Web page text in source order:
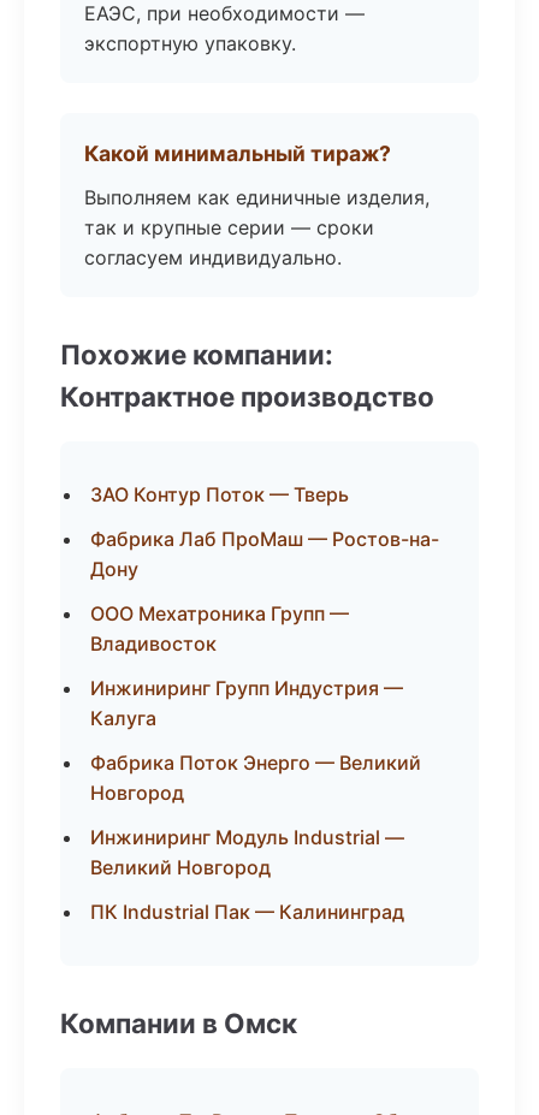
ЕАЭС, при необходимости —
экспортную упаковку.
Какой минимальный тираж?
Выполняем как единичные изделия,
так и крупные серии — сроки
согласуем индивидуально.
Похожие компании:
Контрактное производство
ЗАО Контур Поток — Тверь
Фабрика Лаб ПроМаш — Ростов-на-
Дону
ООО Мехатроника Групп —
Владивосток
Инжиниринг Групп Индустрия —
Калуга
Фабрика Поток Энерго — Великий
Новгород
Инжиниринг Модуль Industrial —
Великий Новгород
ПК Industrial Пак — Калининград
Компании в Омск